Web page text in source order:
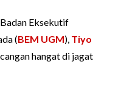
Eksekutif
(BEM UGM), Tiyo
hangat di jagat